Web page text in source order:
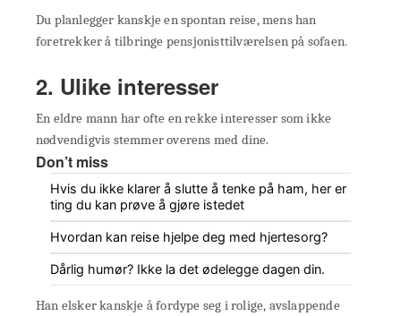
Du planlegger kanskje en spontan reise, mens han
foretrekker å tilbringe pensjonisttilværelsen på sofaen.
2. Ulike interesser
En eldre mann har ofte en rekke interesser som ikke
nødvendigvis stemmer overens med dine.
Don’t miss
Hvis du ikke klarer å slutte å tenke på ham, her er
ting du kan prøve å gjøre istedet
Hvordan kan reise hjelpe deg med hjertesorg?
Dårlig humør? Ikke la det ødelegge dagen din.
Han elsker kanskje å fordype seg i rolige, avslappende